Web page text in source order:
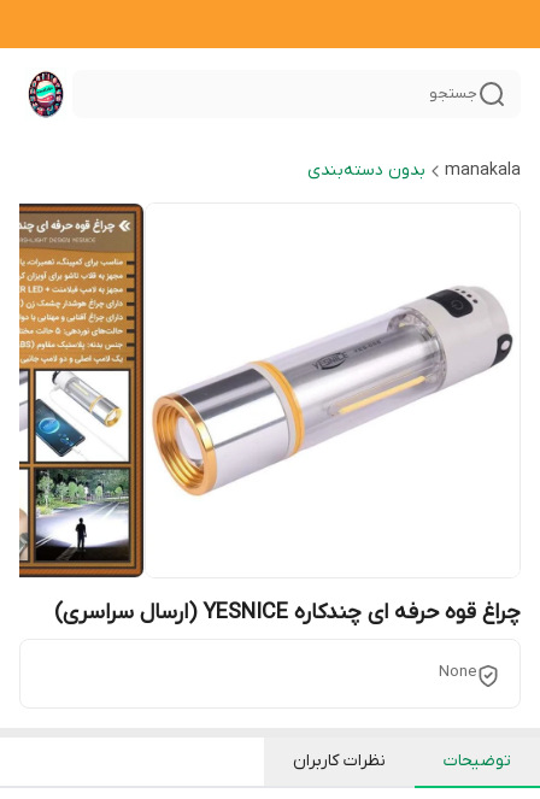
جستجو
manakala بدون دسته‌بندی
چراغ قوه حرفه ای چندکاره YESNICE (ارسال سراسری)
None
توضیحات نظرات کاربران